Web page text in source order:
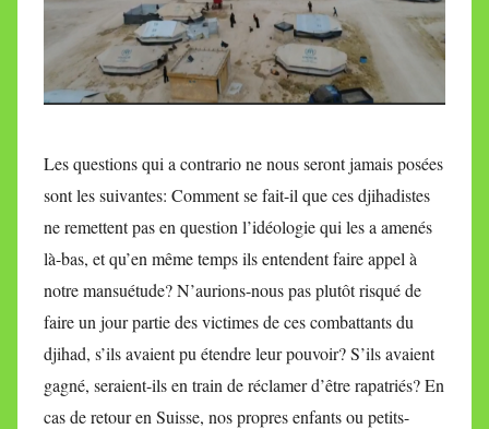
Les questions qui a contrario ne nous seront jamais posées
sont les suivantes: Comment se fait-il que ces djihadistes
ne remettent pas en question l’idéologie qui les a amenés
là-bas, et qu’en même temps ils entendent faire appel à
notre mansuétude? N’aurions-nous pas plutôt risqué de
faire un jour partie des victimes de ces combattants du
djihad, s’ils avaient pu étendre leur pouvoir? S’ils avaient
gagné, seraient-ils en train de réclamer d’être rapatriés? En
cas de retour en Suisse, nos propres enfants ou petits-